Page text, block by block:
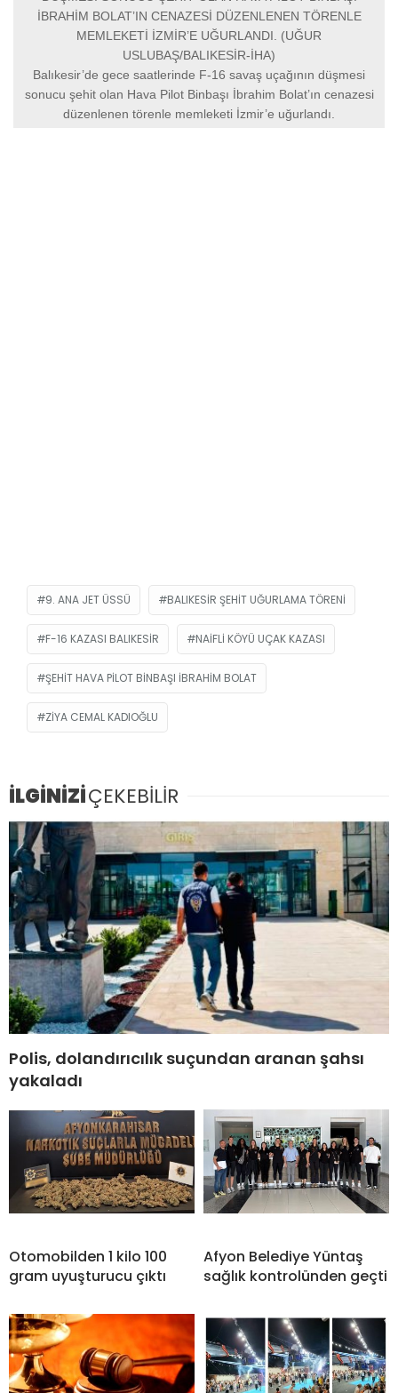
İBRAHİM BOLAT’IN CENAZESİ DÜZENLENEN TÖRENLE
MEMLEKETİ İZMİR’E UĞURLANDI. (UĞUR
USLUBAŞ/BALIKESİR-İHA)
Balıkesir’de gece saatlerinde F-16 savaş uçağının düşmesi
sonucu şehit olan Hava Pilot Binbaşı İbrahim Bolat’ın cenazesi
düzenlenen törenle memleketi İzmir’e uğurlandı.
9. ANA JET ÜSSÜ BALIKESIR ŞEHIT UĞURLAMA TÖRENI
F-16 KAZASI BALIKESIR NAIFLI KÖYÜ UÇAK KAZASI
ŞEHIT HAVA PILOT BINBAŞI İBRAHIM BOLAT
ZIYA CEMAL KADIOĞLU
İLGİNİZİÇEKEBİLİR
Polis, dolandırıcılık suçundan aranan şahsı
yakaladı
Otomobilden 1 kilo 100
gram uyuşturucu çıktı
Afyon Belediye Yüntaş
sağlık kontrolünden geçti